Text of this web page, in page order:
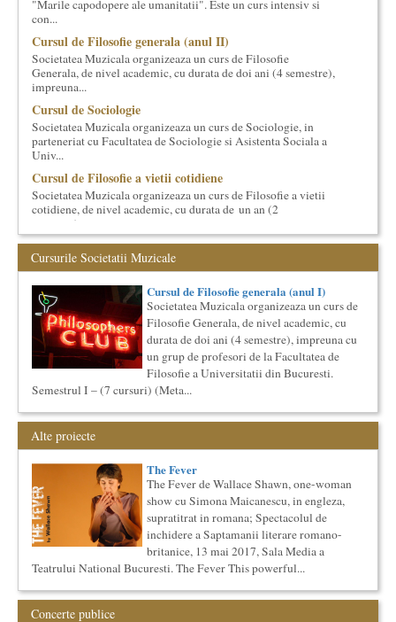
"Marile capodopere ale umanitatii". Este un curs intensiv si
con...
Cursul de Filosofie generala (anul II)
Societatea Muzicala organizeaza un curs de Filosofie
Generala, de nivel academic, cu durata de doi ani (4 semestre),
impreuna...
Cursul de Sociologie
Societatea Muzicala organizeaza un curs de Sociologie, in
parteneriat cu Facultatea de Sociologie si Asistenta Sociala a
Univ...
Cursul de Filosofie a vietii cotidiene
Societatea Muzicala organizeaza un curs de Filosofie a vietii
cotidiene, de nivel academic, cu durata de un an (2
semestre),...
Cursul de Lingvistica (anul I)
Societatea Muzicala organizeaza un curs de cultura generala
lingvistica. Este un curs intensiv si concentrat, de nivel
academ...
Cursul de Teatru universal
Societatea Muzicala organizeaza un curs de cultura generala
teatrala, de nivel academic, in parteneriat cu Universitatea
Nati...
The Fever
By Wallace Shawn, with Simona Maicanescu
The Fever de Wallace Shawn, one-woman show cu Simona
Maicanescu, in engleza, supratitrat in romana; Spectacolul de
inchidere ...
Cursul de Cinematografie universala (anul I)
Societatea Muzicala organizeaza un curs de cultura generala
cinematografica. Este un curs concentrat si intensiv, de nivel
ac...
Imaginary Beyond Reality
Expozitie de arta fotografica
Expozitie de arta fotografica
Spatiu: neoBhoema Art & Social Lab, Palatul Universul,
...
Cursurile Societatii Muzicale
Cursul de Filosofie generala (anul I)
Societatea Muzicala organizeaza un curs de
Filosofie Generala, de nivel academic, cu
durata de doi ani (4 semestre), impreuna cu
un grup de profesori de la Facultatea de
Filosofie a Universitatii din Bucuresti.
Semestrul I – (7 cursuri) (Meta...
Alte proiecte
The Fever
The Fever de Wallace Shawn, one-woman
show cu Simona Maicanescu, in engleza,
supratitrat in romana; Spectacolul de
inchidere a Saptamanii literare romano-
britanice, 13 mai 2017, Sala Media a
Teatrului National Bucuresti. The Fever This powerful...
Concerte publice